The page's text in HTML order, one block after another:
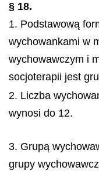
§ 18.
1. Podstawową
wychowankami w
wychowawczym i
socjoterapii jest
2. Liczba
wynosi do 12.
3. Grupą
grupy